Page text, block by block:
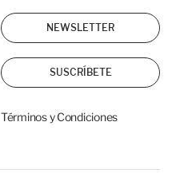
NEWSLETTER
SUSCRÍBETE
Términos y Condiciones